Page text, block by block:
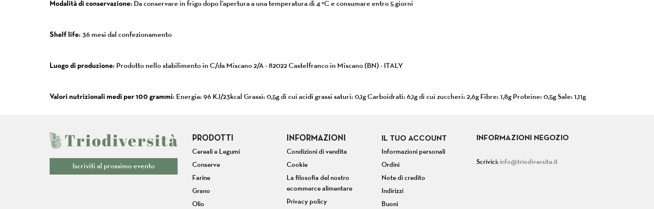
Modalità di conservazione: Da conservare in frigo dopo l’apertura a una temperatura di 4 °C e consumare entro 5 giorni
Shelf life: 36 mesi dal confezionamento
Luogo di produzione: Prodotto nello stabilimento in C/da Miscano 2/A - 82022 Castelfranco in Miscano (BN) - ITALY
Valori nutrizionali medi per 100 grammi: Energia: 96 KJ/23kcal Grassi: 0,5g di cui acidi grassi saturi: 0,1g Carboidrati: 6,1g di cui zuccheri: 2,6g Fibre: 1,8g Proteine: 0,5g Sale: 1,11g
Iscriviti al prossimo evento
PRODOTTI
Cereali e Legumi
Conserve
Farine
Grano
Olio
INFORMAZIONI
Condizioni di vendita
Cookie
La filosofia del nostro
ecommerce alimentare
Privacy policy
IL TUO ACCOUNT
Informazioni personali
Ordini
Note di credito
Indirizzi
Buoni
INFORMAZIONI NEGOZIO
Scrivici: info@triodiversita.it